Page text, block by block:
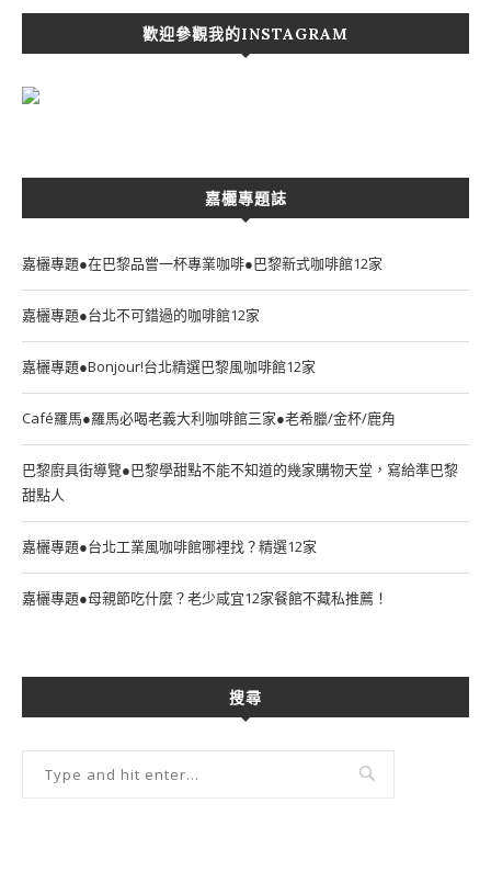
歡迎參觀我的INSTAGRAM
嘉欐專題誌
嘉欐專題●在巴黎品嘗一杯專業咖啡●巴黎新式咖啡館12家
嘉欐專題●台北不可錯過的咖啡館12家
嘉欐專題●Bonjour!台北精選巴黎風咖啡館12家
Café羅馬●羅馬必喝老義大利咖啡館三家●老希臘/金杯/鹿角
巴黎廚具街導覽●巴黎學甜點不能不知道的幾家購物天堂，寫給準巴黎
甜點人
嘉欐專題●台北工業風咖啡館哪裡找？精選12家
嘉欐專題●母親節吃什麼？老少咸宜12家餐館不藏私推薦！
搜尋